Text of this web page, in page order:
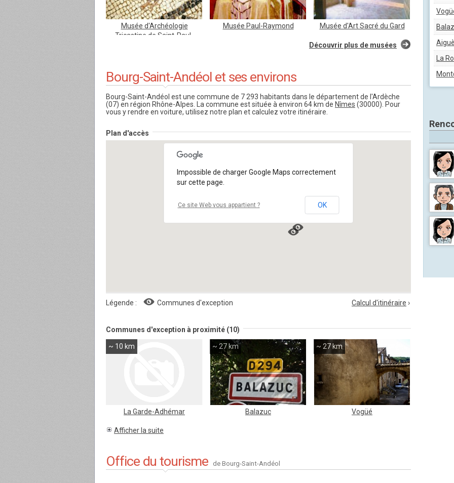
Musée d'Archéologie
Tricastine de Saint-Paul-
Musée Paul-Raymond Musée d'Art Sacré du Gard
Découvrir plus de musées
Bourg-Saint-Andéol et ses environs
Bourg-Saint-Andéol est une commune de 7 293 habitants dans le département de l'Ardèche
(07) en région Rhône-Alpes. La commune est située à environ 64 km de Nîmes (30000). Pour
vous y rendre en voiture, utilisez notre plan et calculez votre itinéraire.
Plan d'accès
Impossible de charger Google Maps correctement
sur cette page.
Ce site Web vous appartient ? OK
Calcul d'itinéraire ›
Légende : Communes d'exception
Communes d'exception à proximité (10)
La Garde-Adhémar
~ 10 km
Balazuc
~ 27 km
Vogüé
~ 27 km
Afficher la suite
Office du tourisme de Bourg-Saint-Andéol
La